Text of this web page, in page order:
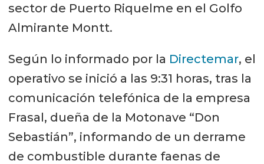
sector de Puerto Riquelme en el Golfo
Almirante Montt.
Según lo informado por la Directemar, el
operativo se inició a las 9:31 horas, tras la
comunicación telefónica de la empresa
Frasal, dueña de la Motonave “Don
Sebastián”, informando de un derrame
de combustible durante faenas de